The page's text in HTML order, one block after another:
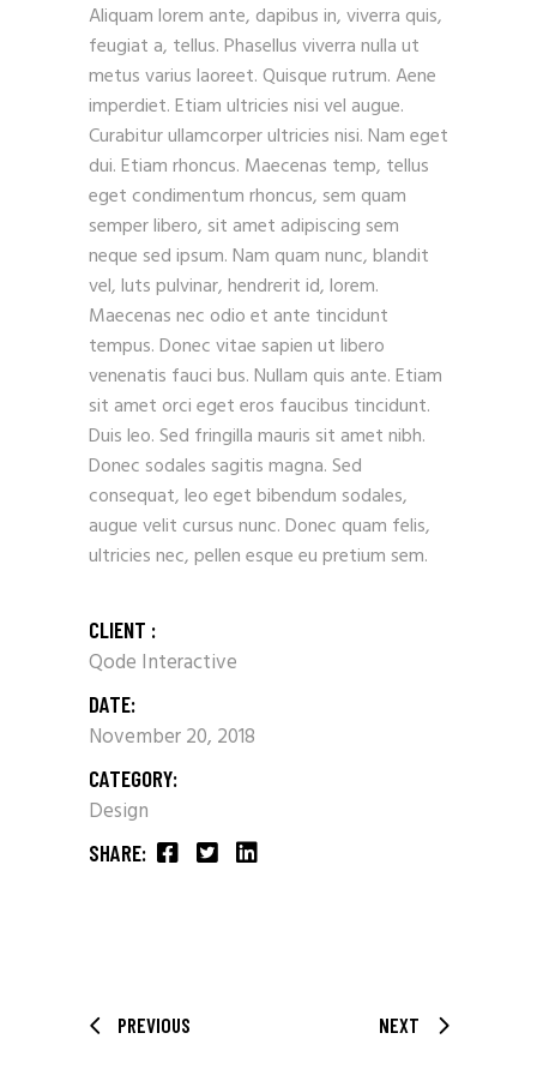
Aliquam lorem ante, dapibus in, viverra quis,
feugiat a, tellus. Phasellus viverra nulla ut
metus varius laoreet. Quisque rutrum. Aene
imperdiet. Etiam ultricies nisi vel augue.
Curabitur ullamcorper ultricies nisi. Nam eget
dui. Etiam rhoncus. Maecenas temp, tellus
eget condimentum rhoncus, sem quam
semper libero, sit amet adipiscing sem
neque sed ipsum. Nam quam nunc, blandit
vel, luts pulvinar, hendrerit id, lorem.
Maecenas nec odio et ante tincidunt
tempus. Donec vitae sapien ut libero
venenatis fauci bus. Nullam quis ante. Etiam
sit amet orci eget eros faucibus tincidunt.
Duis leo. Sed fringilla mauris sit amet nibh.
Donec sodales sagitis magna. Sed
consequat, leo eget bibendum sodales,
augue velit cursus nunc. Donec quam felis,
ultricies nec, pellen esque eu pretium sem.
CLIENT :
Qode Interactive
DATE:
November 20, 2018
CATEGORY:
Design
SHARE:
PREVIOUS NEXT